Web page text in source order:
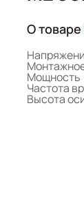
О товаре
Мощность
Частота
Высота